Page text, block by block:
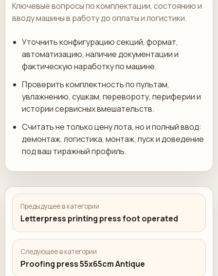
Ключевые вопросы по комплектации, состоянию и
вводу машины в работу до оплаты и логистики.
Уточнить конфигурацию секций, формат,
автоматизацию, наличие документации и
фактическую наработку по машине.
Проверить комплектность по пультам,
увлажнению, сушкам, перевороту, периферии и
истории сервисных вмешательств.
Считать не только цену лота, но и полный ввод:
демонтаж, логистика, монтаж, пуск и доведение
под ваш тиражный профиль.
Предыдущее в категории
Letterpress printing press foot operated
Следующее в категории
Proofing press 55x65cm Antique